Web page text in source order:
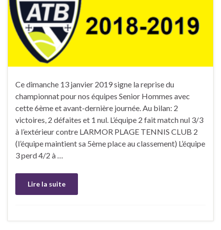
Ce dimanche 13 janvier 2019 signe la reprise du
championnat pour nos équipes Senior Hommes avec
cette 6ème et avant-dernière journée. Au bilan: 2
victoires, 2 défaites et 1 nul. L’équipe 2 fait match nul 3/3
à l’extérieur contre LARMOR PLAGE TENNIS CLUB 2
(l’équipe maintient sa 5ème place au classement) L’équipe
3 perd 4/2 à …
Lire la suite